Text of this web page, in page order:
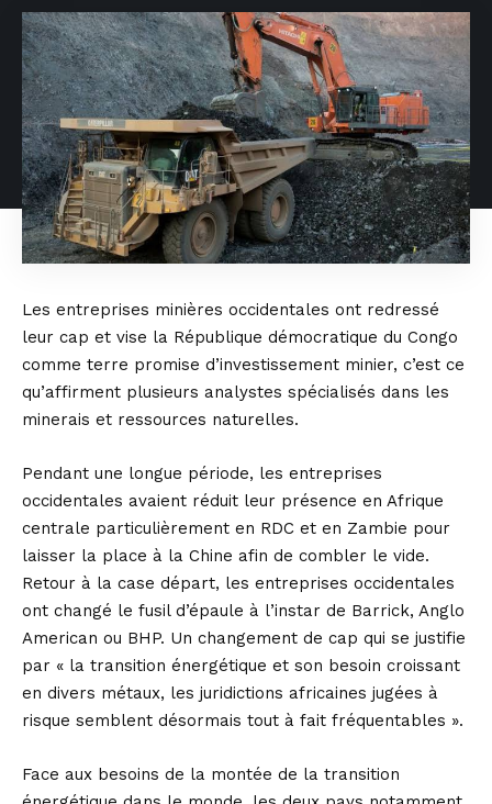
Les entreprises minières occidentales ont redressé
leur cap et vise la République démocratique du Congo
comme terre promise d’investissement minier, c’est ce
qu’affirment plusieurs analystes spécialisés dans les
minerais et ressources naturelles.
Pendant une longue période, les entreprises
occidentales avaient réduit leur présence en Afrique
centrale particulièrement en RDC et en Zambie pour
laisser la place à la Chine afin de combler le vide.
Retour à la case départ, les entreprises occidentales
ont changé le fusil d’épaule à l’instar de Barrick, Anglo
American ou BHP. Un changement de cap qui se justifie
par « la transition énergétique et son besoin croissant
en divers métaux, les juridictions africaines jugées à
risque semblent désormais tout à fait fréquentables ».
Face aux besoins de la montée de la transition